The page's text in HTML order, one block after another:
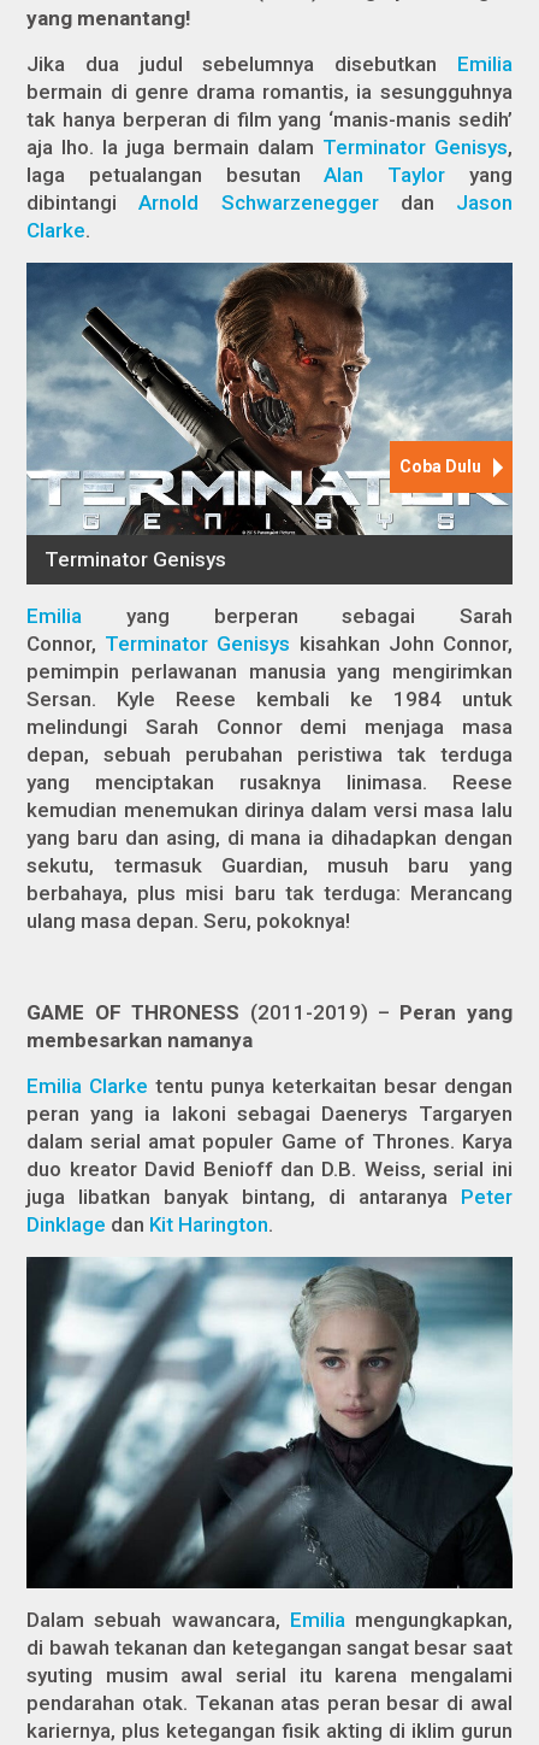
yang menantang!
Jika dua judul sebelumnya disebutkan Emilia
bermain di genre drama romantis, ia sesungguhnya
tak hanya berperan di film yang ‘manis-manis sedih’
aja lho. Ia juga bermain dalam Terminator Genisys,
laga petualangan besutanAlan Tayloryang
dibintangiArnold Schwarzeneggerdan Jason
Clarke.
Emilia yang berperan sebagai Sarah
Connor, Terminator Genisys kisahkan John Connor,
pemimpin perlawanan manusia yang mengirimkan
Sersan. Kyle Reese kembali ke 1984 untuk
melindungi Sarah Connor demi menjaga masa
depan, sebuah perubahan peristiwa tak terduga
yang menciptakan rusaknya linimasa. Reese
kemudian menemukan dirinya dalam versi masa lalu
yang baru dan asing, di mana ia dihadapkan dengan
sekutu, termasuk Guardian, musuh baru yang
berbahaya, plus misi baru tak terduga: Merancang
ulang masa depan. Seru, pokoknya!
GAME OF THRONESS (2011-2019) – Peran yang
membesarkan namanya
Emilia Clarke tentu punya keterkaitan besar dengan
peran yang ia lakoni sebagai Daenerys Targaryen
dalam serial amat populer Game of Thrones. Karya
duo kreator David Benioff dan D.B. Weiss, serial ini
juga libatkan banyak bintang, di antaranya Peter
Dinklage dan Kit Harington.
Dalam sebuah wawancara, Emiliamengungkapkan,
di bawah tekanan dan ketegangan sangat besar saat
syuting musim awal serial itu karena mengalami
pendarahan otak. Tekanan atas peran besar di awal
kariernya, plus ketegangan fisik akting di iklim gurun